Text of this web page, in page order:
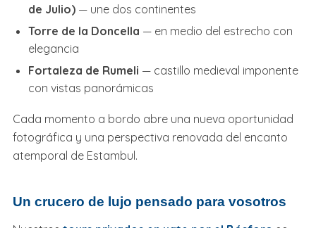
de Julio) — une dos continentes
Torre de la Doncella — en medio del estrecho con
elegancia
Fortaleza de Rumeli — castillo medieval imponente
con vistas panorámicas
Cada momento a bordo abre una nueva oportunidad
fotográfica y una perspectiva renovada del encanto
atemporal de Estambul.
Un crucero de lujo pensado para vosotros